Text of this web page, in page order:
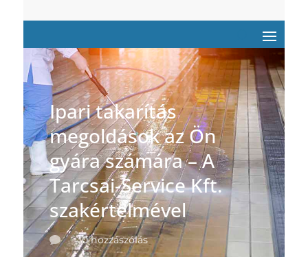
Ipari takarítás
megoldások az Ön
gyára számára – A
Tarcsai-Service Kft.
szakértelmével
 0 hozzászólás